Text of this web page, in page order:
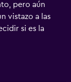
pero aún
vistazo a las
si es la